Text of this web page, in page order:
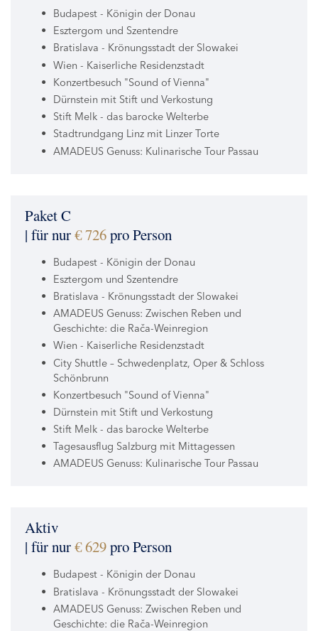
Budapest - Königin der Donau
Esztergom und Szentendre
Bratislava - Krönungsstadt der Slowakei
Wien - Kaiserliche Residenzstadt
Konzertbesuch "Sound of Vienna"
Dürnstein mit Stift und Verkostung
Stift Melk - das barocke Welterbe
Stadtrundgang Linz mit Linzer Torte
AMADEUS Genuss: Kulinarische Tour Passau
Paket C
| für nur€ 726pro Person
Budapest - Königin der Donau
Esztergom und Szentendre
Bratislava - Krönungsstadt der Slowakei
AMADEUS Genuss: Zwischen Reben und
Geschichte: die Rača-Weinregion
Wien - Kaiserliche Residenzstadt
City Shuttle – Schwedenplatz, Oper & Schloss
Schönbrunn
Konzertbesuch "Sound of Vienna"
Dürnstein mit Stift und Verkostung
Stift Melk - das barocke Welterbe
Tagesausflug Salzburg mit Mittagessen
AMADEUS Genuss: Kulinarische Tour Passau
Aktiv
| für nur€ 629pro Person
Budapest - Königin der Donau
Bratislava - Krönungsstadt der Slowakei
AMADEUS Genuss: Zwischen Reben und
Geschichte: die Rača-Weinregion